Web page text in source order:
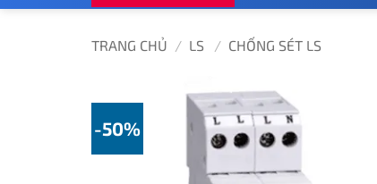
TRANG CHỦ / LS / CHỐNG SÉT LS
-50%